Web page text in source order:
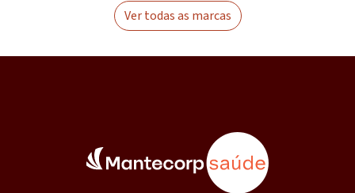
Ver todas as marcas